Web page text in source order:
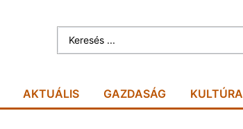
AKTUÁLIS GAZDASÁG KULTÚRA